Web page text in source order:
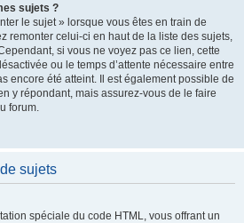
sujets ?
le sujet » lorsque vous êtes en train de
remonter celui-ci en haut de la liste des sujets,
si vous ne voyez pas ce lien, cette
ou le temps d’attente nécessaire entre
encore été atteint. Il est également possible de
y répondant, mais assurez-vous de le faire
forum.
sujets
spéciale du code HTML, vous offrant un